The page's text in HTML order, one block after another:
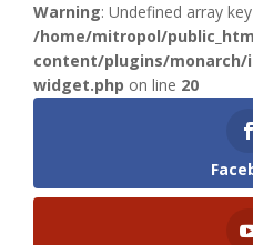
Warning: Undefined array
/home/mitropol/
content/plugins/monarch/
widget.php on line 20